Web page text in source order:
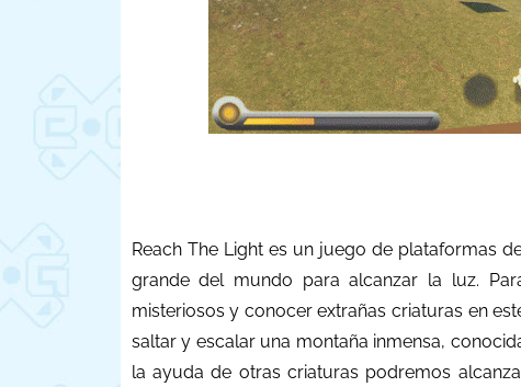
Reach The Light es un juego de plataformas
grande del mundo para alcanzar la luz.
misteriosos y conocer extrañas criaturas en
saltar y escalar una montaña inmensa,
la ayuda de otras criaturas podremos